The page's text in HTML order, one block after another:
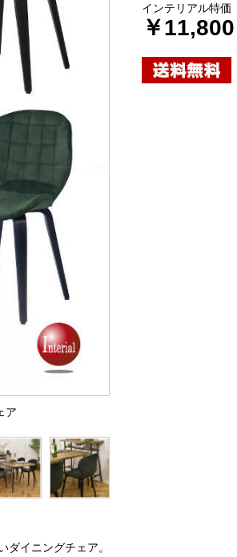
ア
イニングチェア。
インテリアル特価
￥11,800